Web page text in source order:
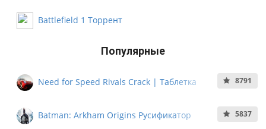
Battlefield 1 Торрент
Популярные
Need for Speed Rivals Crack | Таблетка 8791
Batman: Arkham Origins Русификатор 5837